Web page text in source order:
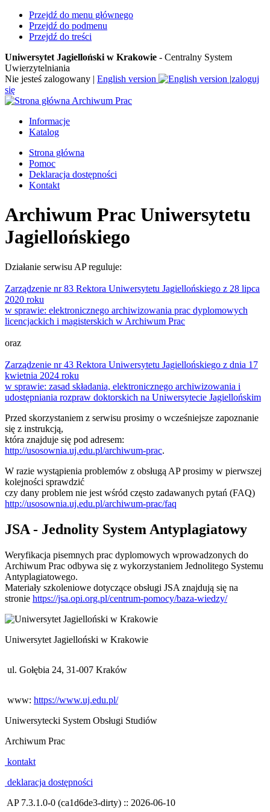
Przejdź do menu głównego
Przejdź do podmenu
Przejdź do treści
Uniwersytet Jagielloński w Krakowie - Centralny System
Uwierzytelniania
Nie jesteś zalogowany | English version |zaloguj
się
Archiwum Prac
Informacje
Katalog
Strona główna
Pomoc
Deklaracja dostępności
Kontakt
Archiwum Prac Uniwersytetu
Jagiellońskiego
Działanie serwisu AP reguluje:
Zarządzenie nr 83 Rektora Uniwersytetu Jagiellońskiego z 28 lipca
2020 roku
w sprawie: elektronicznego archiwizowania prac dyplomowych
licencjackich i magisterskich w Archiwum Prac
oraz
Zarządzenie nr 43 Rektora Uniwersytetu Jagiellońskiego z dnia 17
kwietnia 2024 roku
w sprawie: zasad składania, elektronicznego archiwizowania i
udostępniania rozpraw doktorskich na Uniwersytecie Jagiellońskim
Przed skorzystaniem z serwisu prosimy o wcześniejsze zapoznanie
się z instrukcją,
która znajduje się pod adresem:
http://usosownia.uj.edu.pl/archiwum-prac.
W razie wystąpienia problemów z obsługą AP prosimy w pierwszej
kolejności sprawdzić
czy dany problem nie jest wśród często zadawanych pytań (FAQ)
http://usosownia.uj.edu.pl/archiwum-prac/faq
JSA - Jednolity System Antyplagiatowy
Weryfikacja pisemnych prac dyplomowych wprowadzonych do
Archiwum Prac odbywa się z wykorzystaniem Jednolitego Systemu
Antyplagiatowego.
Materiały szkoleniowe dotyczące obsługi JSA znajdują się na
stronie https://jsa.opi.org.pl/centrum-pomocy/baza-wiedzy/
Uniwersytet Jagielloński w Krakowie
ul. Gołębia 24, 31-007 Kraków
www: https://www.uj.edu.pl/
Uniwersytecki System Obsługi Studiów
Archiwum Prac
kontakt
deklaracja dostępności
AP 7.3.1.0-0 (ca1d6de3-dirty) :: 2026-06-10